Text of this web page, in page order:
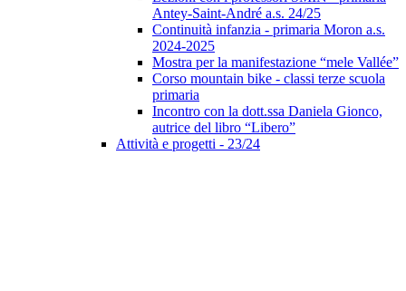
Antey-Saint-André a.s. 24/25
Continuità infanzia - primaria Moron a.s.
2024-2025
Mostra per la manifestazione “mele Vallée”
Corso mountain bike - classi terze scuola
primaria
Incontro con la dott.ssa Daniela Gionco,
autrice del libro “Libero”
Attività e progetti - 23/24